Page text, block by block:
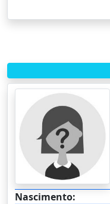
Nascimento: